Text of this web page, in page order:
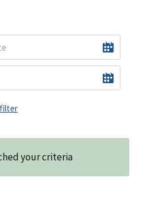
your criteria